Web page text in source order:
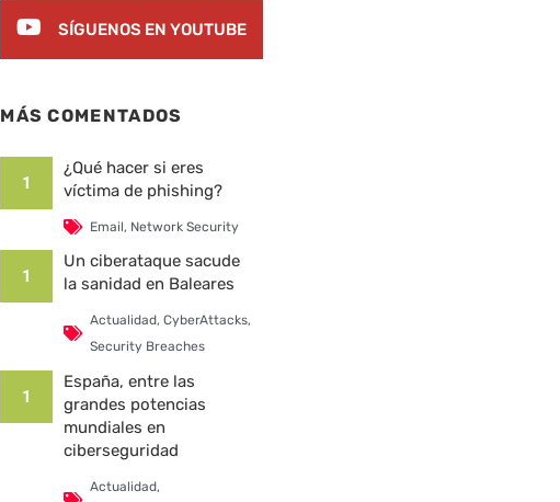
SÍGUENOS EN YOUTUBE
MÁS COMENTADOS
1
¿Qué hacer si eres
víctima de phishing?
Email, Network Security
1
Un ciberataque sacude
la sanidad en Baleares
Actualidad, CyberAttacks,
Security Breaches
1
España, entre las
grandes potencias
mundiales en
ciberseguridad
Actualidad,